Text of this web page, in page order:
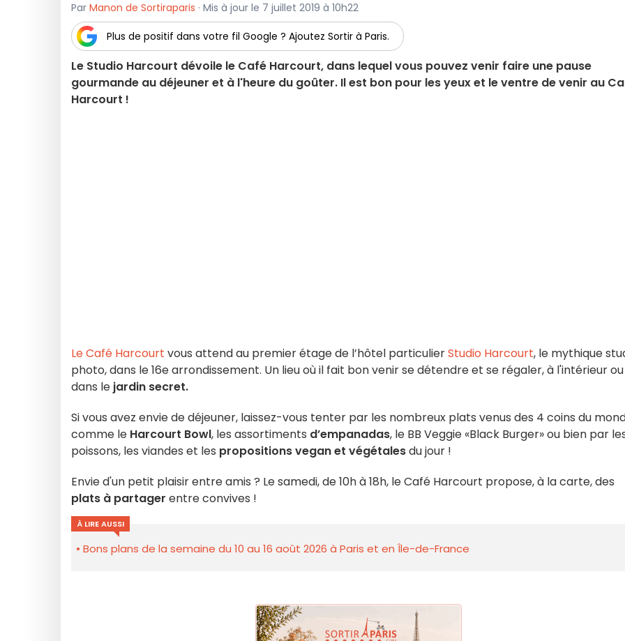
Par Manon de Sortiraparis · Mis à jour le 7 juillet 2019 à 10h22
Plus de positif dans votre fil Google ? Ajoutez Sortir à Paris.
Le Studio Harcourt dévoile le Café Harcourt, dans lequel vous pouvez venir faire une pause
gourmande au déjeuner et à l'heure du goûter. Il est bon pour les yeux et le ventre de venir au
Harcourt !
Le Café Harcourt vous attend au premier étage de l’hôtel particulierStudio Harcourt, le mythique
photo, dans le 16e arrondissement. Un lieu où il fait bon venir se détendre et se régaler, à l'intérieur ou
dans le jardin secret.
Si vous avez envie de déjeuner, laissez-vous tenter par les nombreux plats venus des 4 coins du
comme le Harcourt Bowl, les assortiments d’empanadas, le BB Veggie «Black Burger» ou bien par
poissons, les viandes et les propositions vegan et végétalesdu jour !
Envie d'un petit plaisir entre amis ? Le samedi, de 10h à 18h, le Café Harcourt propose, à la carte, des
plats à partager entre convives !
À LIRE AUSSI
Bons plans de la semaine du 10 au 16 août 2026 à Paris et en Île-de-France